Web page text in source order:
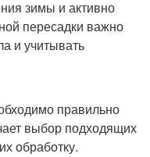
зимы и активно
пересадки важно
и учитывать
правильно
выбор подходящих
обработку.